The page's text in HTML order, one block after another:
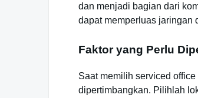
dan menjadi bagian dari
dapat memperluas jaringan
Faktor yang Perlu
Saat memilih serviced
dipertimbangkan. Pilihlah